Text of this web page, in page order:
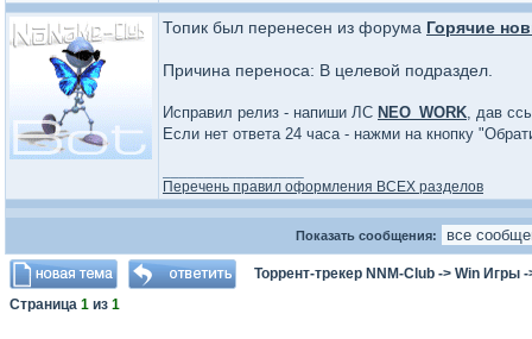
Топик был перенесен из форума Горячие
Причина переноса: В целевой подраздел.
Исправил релиз - напиши ЛС NEO_WORK, дав
Если нет ответа 24 часа - нажми на кнопку
Перечень правил оформления ВСЕХ разделов
Показать сообщения:
Торрент-трекер NNM-Club -> Win Игры
Страница 1 из 1